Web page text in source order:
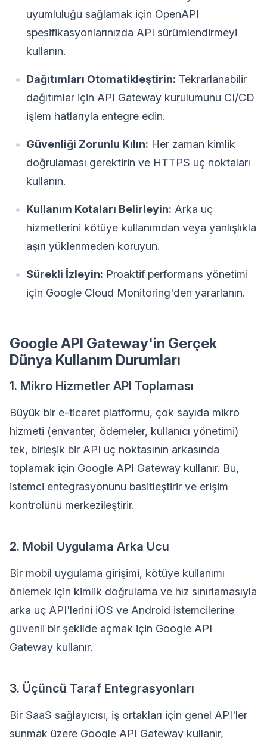
uyumluluğu sağlamak için OpenAPI
spesifikasyonlarınızda API sürümlendirmeyi
kullanın.
Dağıtımları Otomatikleştirin: Tekrarlanabilir
dağıtımlar için API Gateway kurulumunu CI/CD
işlem hatlarıyla entegre edin.
Güvenliği Zorunlu Kılın: Her zaman kimlik
doğrulaması gerektirin ve HTTPS uç noktaları
kullanın.
Kullanım Kotaları Belirleyin: Arka uç
hizmetlerini kötüye kullanımdan veya yanlışlıkla
aşırı yüklenmeden koruyun.
Sürekli İzleyin: Proaktif performans yönetimi
için Google Cloud Monitoring'den yararlanın.
Google API Gateway'in Gerçek
Dünya Kullanım Durumları
1. Mikro Hizmetler API Toplaması
Büyük bir e-ticaret platformu, çok sayıda mikro
hizmeti (envanter, ödemeler, kullanıcı yönetimi)
tek, birleşik bir API uç noktasının arkasında
toplamak için Google API Gateway kullanır. Bu,
istemci entegrasyonunu basitleştirir ve erişim
kontrolünü merkezileştirir.
2. Mobil Uygulama Arka Ucu
Bir mobil uygulama girişimi, kötüye kullanımı
önlemek için kimlik doğrulama ve hız sınırlamasıyla
arka uç API'lerini iOS ve Android istemcilerine
güvenli bir şekilde açmak için Google API
Gateway kullanır.
3. Üçüncü Taraf Entegrasyonları
Bir SaaS sağlayıcısı, iş ortakları için genel API'ler
sunmak üzere Google API Gateway kullanır,